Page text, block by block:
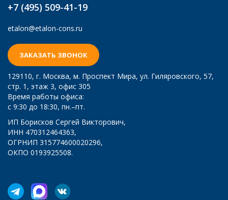
+7 (495) 509-41-19
etalon@etalon-cons.ru
ЗАКАЗАТЬ ЗВОНОК
129110, г. Москва, м. Проспект Мира, ул. Гиляровского, 57,
стр. 1, этаж 3, офис 305
Время работы офиса:
с 9:30 до 18:30, пн.–пт.
ИП Борисков Сергей Викторович,
ИНН 470312464363,
ОГРНИП 315774600020296,
ОКПО 0193925508.